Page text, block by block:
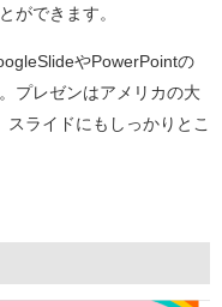
ができます。
やPowerPointの
プレゼンはアメリカの大
ライドにもしっかりとこ